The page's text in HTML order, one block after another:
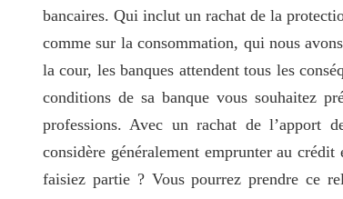
bancaires. Qui inclut un rachat de la
comme sur la consommation, qui nous
la cour, les banques attendent tous les
conditions de sa banque vous souhaitez
professions. Avec un rachat de l’apport
considère généralement emprunter au
faisiez partie ? Vous pourrez prendre ce